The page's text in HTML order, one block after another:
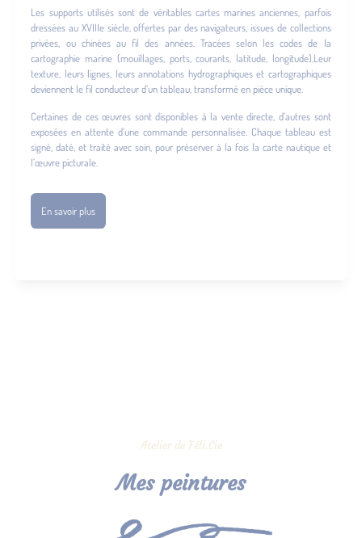
Les supports utilisés sont de véritables cartes marines anciennes, parfois
dressées au XVIIIe siècle, offertes par des navigateurs, issues de collections
privées, ou chinées au fil des années. Tracées selon les codes de la
cartographie marine (mouillages, ports, courants, latitude, longitude).Leur
texture, leurs lignes, leurs annotations hydrographiques et cartographiques
deviennent le fil conducteur d’un tableau, transformé en pièce unique.
Certaines de ces œuvres sont disponibles à la vente directe, d’autres sont
exposées en attente d’une commande personnalisée. Chaque tableau est
signé, daté, et traité avec soin, pour préserver à la fois la carte nautique et
l’œuvre picturale.
En savoir plus
Atelier de Féli.Cie
Mes peintures